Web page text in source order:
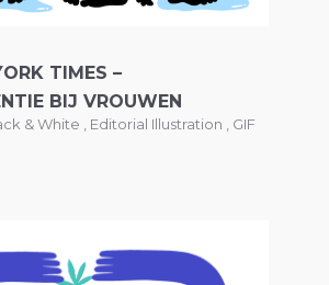
TIMES –
BIJ VROUWEN
& White Editorial Illustration GIF